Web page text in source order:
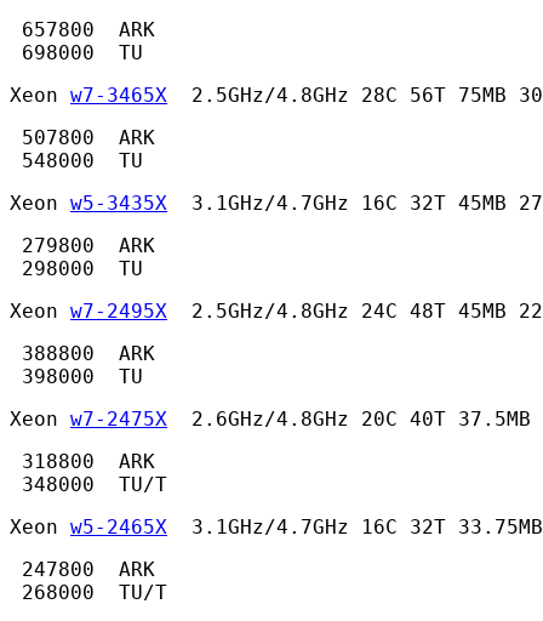
657800  ARK
698000  TU
Xeon w7-3465X
2.5GHz/4.8GHz 28C 56T 75MB
507800  ARK
548000  TU
Xeon w5-3435X
3.1GHz/4.7GHz 16C 32T 45MB
279800  ARK
298000  TU
Xeon w7-2495X
2.5GHz/4.8GHz 24C 48T 45MB
388800  ARK
398000  TU
Xeon w7-2475X
2.6GHz/4.8GHz 20C 40T 37.5MB
318800  ARK
348000  TU/T
Xeon w5-2465X
3.1GHz/4.7GHz 16C 32T
247800  ARK
268000  TU/T